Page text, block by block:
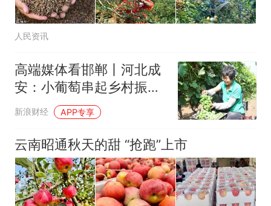
人民资讯
高端媒体看邯郸丨河北成
安：小葡萄串起乡村振兴
“甜蜜产业”
新浪财经 APP专享
云南昭通秋天的甜 “抢跑”上市